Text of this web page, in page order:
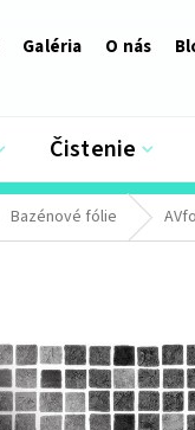
Galéria O nás
Čistenie
Bazénové fólie